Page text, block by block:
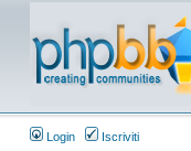
Login Iscriviti